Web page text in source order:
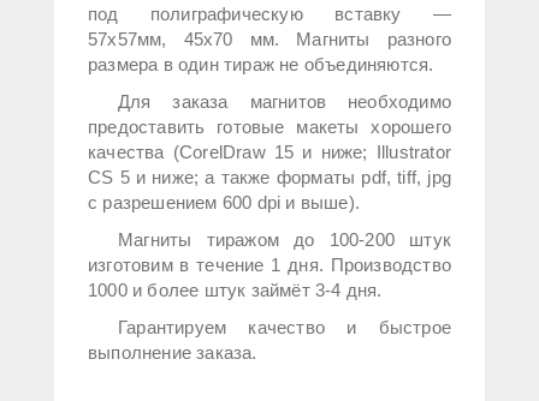
под полиграфическую вставку —
57х57мм, 45х70 мм. Магниты разного
размера в один тираж не объединяются.
Для заказа магнитов необходимо
предоставить готовые макеты хорошего
качества (CorelDraw 15 и ниже; Illustrator
CS 5 и ниже; а также форматы pdf, tiff, jpg
с разрешением 600 dpi и выше).
Магниты тиражом до 100-200 штук
изготовим в течение 1 дня. Производство
1000 и более штук займёт 3-4 дня.
Гарантируем качество и быстрое
выполнение заказа.